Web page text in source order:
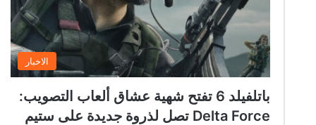
الاخبار
باتلفيلد 6 تفتح شهية عشاق ألعاب التصويب:
Delta Force تصل لذروة جديدة على ستيم